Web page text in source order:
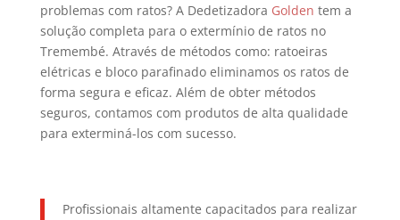
problemas com ratos? A Dedetizadora Golden tem a
solução completa para o extermínio de ratos no
Tremembé. Através de métodos como: ratoeiras
elétricas e bloco parafinado eliminamos os ratos de
forma segura e eficaz. Além de obter métodos
seguros, contamos com produtos de alta qualidade
para exterminá-los com sucesso.
Profissionais altamente capacitados para realizar